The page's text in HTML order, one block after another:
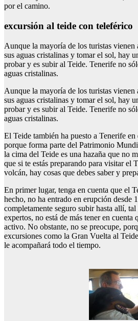
por el camino.
excursión al teide con teleférico
Aunque la mayoría de los turistas vienen
sus aguas cristalinas y tomar el sol, hay
probar y es subir al Teide. Tenerife no
aguas cristalinas.
Aunque la mayoría de los turistas vienen
sus aguas cristalinas y tomar el sol, hay
probar y es subir al Teide. Tenerife no
aguas cristalinas.
El Teide también ha puesto a Tenerife
porque forma parte del Patrimonio
la cima del Teide es una hazaña que no
que si te estás preparando para visitar el
volcán, hay cosas que debes saber y
En primer lugar, tenga en cuenta que el
hecho, no ha entrado en erupción desde
completamente seguro subir hasta allí,
expertos, no está de más tener en cuenta
activo. No obstante, no se preocupe,
excursiones como la Gran Vuelta al
le acompañará todo el tiempo.